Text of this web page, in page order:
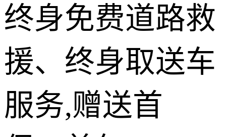
终身免费道路救
援、终身取送车
服务,赠送首